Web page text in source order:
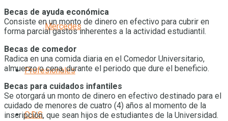
Mercedes
Profesionales
O.D.S
Becas de ayuda económica
Consiste en un monto de dinero en efectivo para cubrir en
forma parcial gastos inherentes a la actividad estudiantil.
Becas de comedor
Radica en una comida diaria en el Comedor Universitario,
almuerzo o cena, durante el periodo que dure el beneficio.
Becas para cuidados infantiles
Se otorgará un monto de dinero en efectivo destinado para el
cuidado de menores de cuatro (4) años al momento de la
inscripción, que sean hijos de estudiantes de la Universidad.